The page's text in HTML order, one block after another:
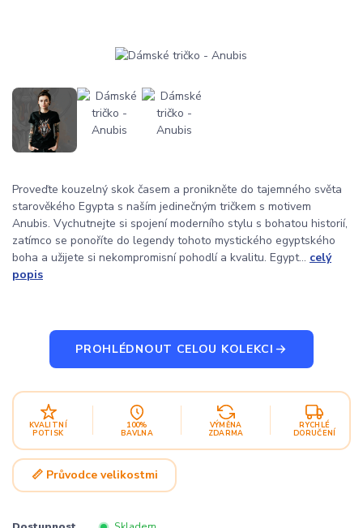
Proveďte kouzelný skok časem a pronikněte do tajemného světa
starověkého Egypta s naším jedinečným tričkem s motivem
Anubis. Vychutnejte si spojení moderního stylu s bohatou historií,
zatímco se ponoříte do legendy tohoto mystického egyptského
boha a užijete si nekompromisní pohodlí a kvalitu. Egypt... celý
popis
PROHLÉDNOUT CELOU KOLEKCI
KVALITNÍ
POTISK
100%
BAVLNA
VÝMĚNA
ZDARMA
RYCHLÉ
DORUČENÍ
📏 Průvodce velikostmi